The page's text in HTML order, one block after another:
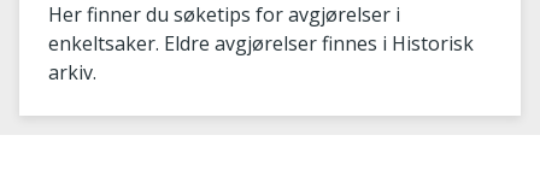
Her finner du søketips for avgjørelser i
enkeltsaker. Eldre avgjørelser finnes i Historisk
arkiv.